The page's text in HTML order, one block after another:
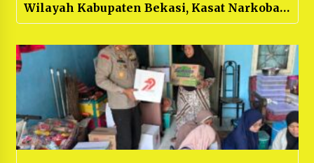
Wilayah Kabupaten Bekasi, Kasat Narkoba
Kompol Jerico : “Bentuk Kepedulian Polisi
Kepada Masyarakat”